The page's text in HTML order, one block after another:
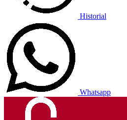
Historial
Whatsapp